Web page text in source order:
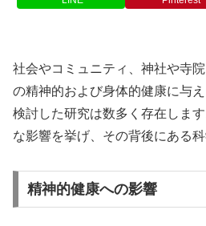
社会やコミュニティ、神社や寺
の精神的および身体的健康に与
検討した研究は数多く存在しま
な影響を挙げ、その背後にある
精神的健康への影響